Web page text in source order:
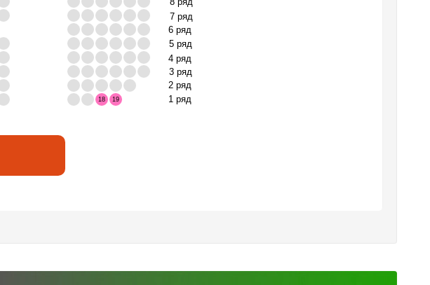
18 19
7 ряд
6 ряд
5 ряд
4 ряд
3 ряд
2 ряд
1 ряд